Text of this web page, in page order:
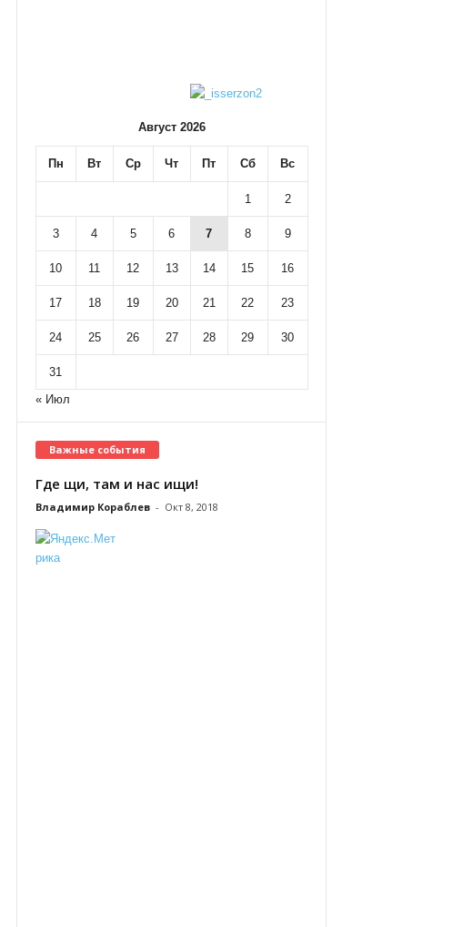
Август 2026
Пн Вт Ср Чт Пт Сб Вс
1 2
3 4 5 6 7 8 9
10 11 12 13 14 15 16
17 18 19 20 21 22 23
24 25 26 27 28 29 30
31
« Июл
Важные события
Где щи, там и нас ищи!
Владимир Кораблев - Окт 8, 2018